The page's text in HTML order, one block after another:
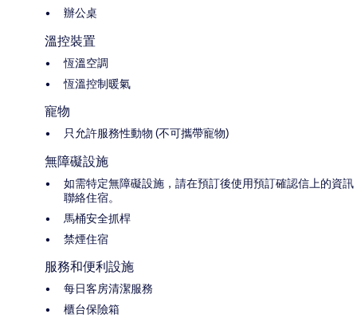
辦公桌
溫控裝置
恆溫空調
恆溫控制暖氣
寵物
只允許服務性動物 (不可攜帶寵物)
無障礙設施
如需特定無障礙設施，請在預訂後使用預訂確認信上的資訊
聯絡住宿。
馬桶安全抓桿
禁煙住宿
服務和便利設施
每日客房清潔服務
櫃台保險箱